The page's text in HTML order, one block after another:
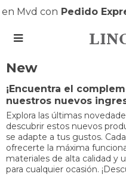
en Mvd conPedido

New
¡Encuentra el
nuestros nuevos
Explora las últimas
descubrir estos nuevos
se adapte a tus gustos.
ofrecerte la máxima
materiales de alta calidad y
para cualquier ocasión.